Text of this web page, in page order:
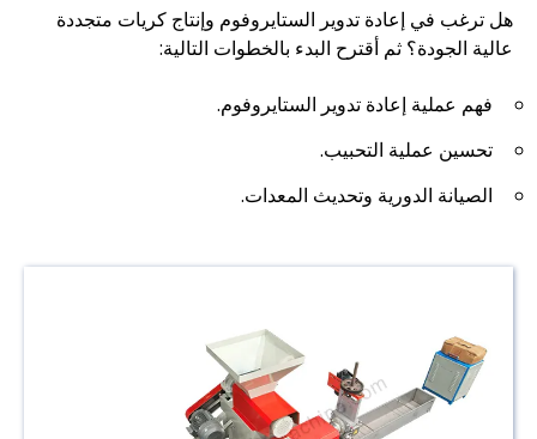
هل ترغب في إعادة تدوير الستايروفوم وإنتاج كريات متجددة
عالية الجودة؟ ثم أقترح البدء بالخطوات التالية:
فهم عملية إعادة تدوير الستايروفوم.
تحسين عملية التحبيب.
الصيانة الدورية وتحديث المعدات.